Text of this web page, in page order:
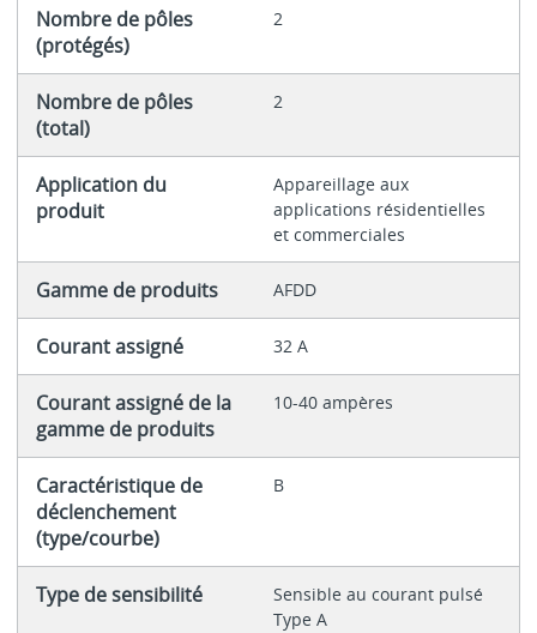
Nombre de pôles
(protégés)
2
Nombre de pôles
(total)
2
Application du
produit
Appareillage aux
applications résidentielles
et commerciales
Gamme de produits AFDD
Courant assigné 32 A
Courant assigné de la
gamme de produits
10-40 ampères
Caractéristique de
déclenchement
(type/courbe)
B
Type de sensibilité
Sensible au courant pulsé
Type A